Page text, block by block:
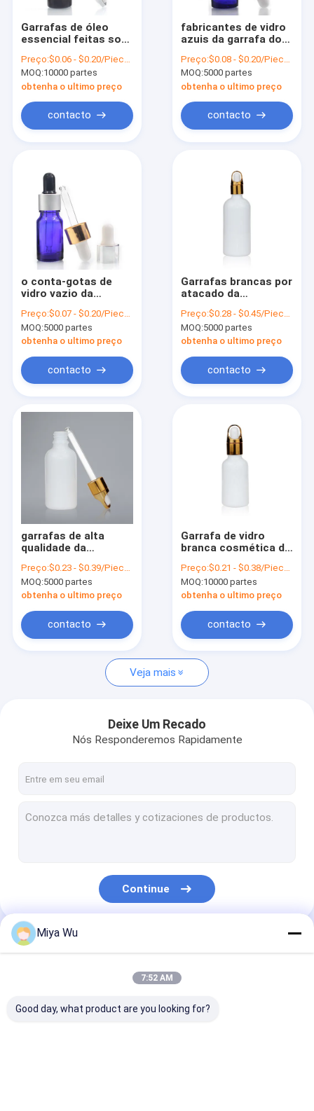
Produtos
Sobre nós
Visita à fábrica
Controle de qualidade
Notícias
Solicite um orçamento
Garrafas do empacotamento plástico
Garrafa da espuma plástica
Garrafa plástica da loção
Garrafas do conta-gotas do soro
Garrafas líquidas da fundação
Garrafas de óleo
essencial feitas sob
5ml do conta-gotas
de Amber Color
Glass Bottles With
Preço:$0.06 - $0.20/Pieces
MOQ:10000 partes
obtenha o ultimo preço
contacto
fabricantes de vidro
azuis da garrafa do
essencial do
recipiente 20ml
cosmético
Preço:$0.08 - $0.20/Pieces
MOQ:5000 partes
obtenha o ultimo preço
contacto
o conta-gotas de
vidro vazio da
engarrafa com as
garrafas de vidro do
conta-gotas da
Preço:$0.07 - $0.20/Pieces
MOQ:5000 partes
obtenha o ultimo preço
contacto
Garrafas brancas por
atacado da
o conta-gotas de
vidro para óleos
essenciais
Preço:$0.28 - $0.45/Pieces
MOQ:5000 partes
obtenha o ultimo preço
contacto
garrafas de alta
qualidade da
o conta-gotas de
vidro para óleos
essenciais
Preço:$0.23 - $0.39/Pieces
MOQ:5000 partes
obtenha o ultimo preço
contacto
Garrafa de vidro
branca cosmética de
conta-gotas da
garrafa 30ml do
conta-gotas da
Preço:$0.21 - $0.38/Pieces
MOQ:10000 partes
obtenha o ultimo preço
contacto
Veja mais
Deixe Um Recado
Nós Responderemos Rapidamente
Continue
Nossas Categorias
Miya Wu
7:52 AM
Good day, what product are you looking for?